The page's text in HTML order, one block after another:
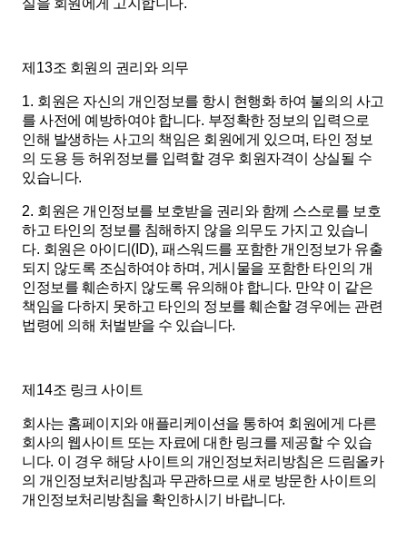
제 13조 회원의 권리와 의무
1. 회원은 자신의 개인정보를 항시 현행화 하여 불의의 사고
를 사전에 예방하여야 합니다. 부정확한 정보의 입력으로
인해 발생하는 사고의 책임은 회원에게 있으며, 타인 정보
의 도용 등 허위정보를 입력할 경우 회원자격이 상실될 수
있습니다.
2. 회원은 개인정보를 보호받을 권리와 함께 스스로를 보호
하고 타인의 정보를 침해하지 않을 의무도 가지고 있습니
다. 회원은 아이디 (ID),패스워드를 포함한 개인정보가 유출
되지 않도록 조심하여야 하며 , 게시물을 포함한 타인의 개
인정보를 훼손하지 않도록 유의해야 합니다. 만약 이 같은
책임을 다하지 못하고 타인의 정보를 훼손할 경우에는 관련
법령에 의해 처벌받을 수 있습니다.
제 14조 링크 사이트
회사는 홈페이지와 애플리케이션을 통하여 회원에게 다른
회사의 웹사이트 또는 자료에 대한 링크를 제공할 수 있습
니다. 이 경우 해당 사이트의 개인정보처리방침은 드림올카
의 개인정보처리방침과 무관하므로 새로 방문한 사이트의
개인정보처리방침을 확인하시기 바랍니다.